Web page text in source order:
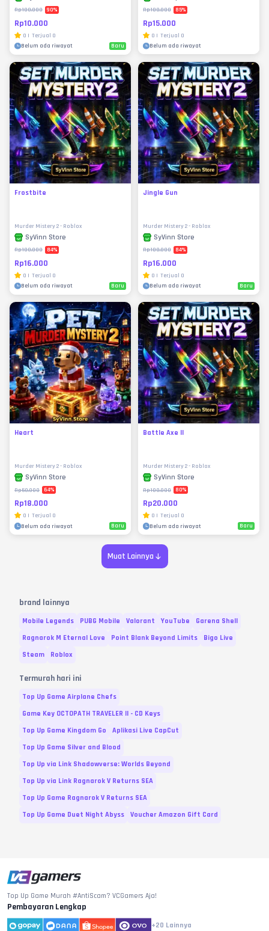
Rp100.000 90%
Rp10.000
0 | Terjual 0
Belum ada riwayat
Baru
Rp100.000 85%
Rp15.000
0 | Terjual 0
Belum ada riwayat
Frostbite
Murder Mistery 2 - Roblox
SyVinn Store
Rp100.000 84%
Rp16.000
0 | Terjual 0
Belum ada riwayat
Baru
Jingle Gun
Murder Mistery 2 - Roblox
SyVinn Store
Rp100.000 84%
Rp16.000
0 | Terjual 0
Belum ada riwayat
Baru
Heart
Murder Mistery 2 - Roblox
SyVinn Store
Rp50.000 64%
Rp18.000
0 | Terjual 0
Belum ada riwayat
Baru
Battle Axe II
Murder Mistery 2 - Roblox
SyVinn Store
Rp100.000 80%
Rp20.000
0 | Terjual 0
Belum ada riwayat
Baru
Muat Lainnya
brand lainnya
Mobile Legends PUBG Mobile Valorant YouTube
Garena Shell
Ragnarok M Eternal Love
Point Blank Beyond Limits
Bigo Live
Steam
Roblox
Termurah hari ini
Top Up Game Airplane Chefs
Game Key OCTOPATH TRAVELER II - CD Keys
Top Up Game Kingdom Go
Aplikasi Live CapCut
Top Up Game Silver and Blood
Top Up via Link Shadowverse: Worlds Beyond
Top Up via Link Ragnarok V Returns SEA
Top Up Game Ragnarok V Returns SEA
Top Up Game Duet Night Abyss
Voucher Amazon Gift Card
Top Up Game Murah #AntiScam? VCGamers Aja!
Pembayaran Lengkap
+20 Lainnya